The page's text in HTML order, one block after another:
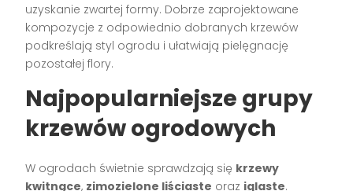
uzyskanie zwartej formy. Dobrze zaprojektowane
kompozycje z odpowiednio dobranych krzewów
podkreślają styl ogrodu i ułatwiają pielęgnację
pozostałej flory.
Najpopularniejsze grupy
krzewów ogrodowych
W ogrodach świetnie sprawdzają się krzewy
kwitnące, zimozielone liściaste oraz iglaste.